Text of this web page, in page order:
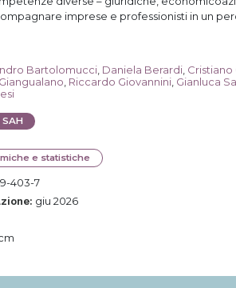
imprese e professionisti in un
Bartolomucci Daniela Berardi
Riccardo Giovannini Gianluca
e statistiche
403-7
giu 2026